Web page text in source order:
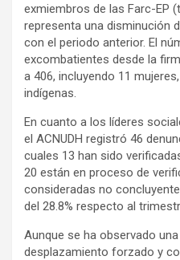
exmiembros de las Farc-EP
representa una disminución
con el periodo anterior. El
excombatientes desde la
a 406, incluyendo 11
indígenas.
En cuanto a los líderes
el ACNUDH registró 46
cuales 13 han sido
20 están en proceso de
consideradas no
del 28.8% respecto al
Aunque se ha observado
desplazamiento forzado y